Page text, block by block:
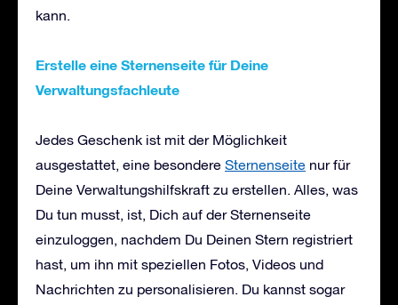
kann.
Erstelle eine Sternenseite für Deine
Verwaltungsfachleute
Jedes Geschenk ist mit der Möglichkeit
ausgestattet, eine besondere Sternenseite nur für
Deine Verwaltungshilfskraft zu erstellen. Alles, was
Du tun musst, ist, Dich auf der Sternenseite
einzuloggen, nachdem Du Deinen Stern registriert
hast, um ihn mit speziellen Fotos, Videos und
Nachrichten zu personalisieren. Du kannst sogar